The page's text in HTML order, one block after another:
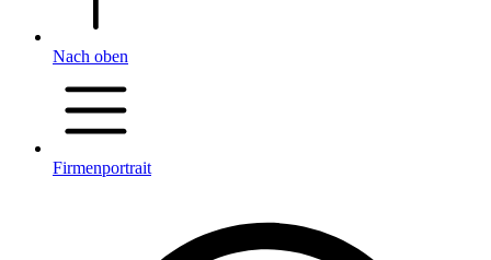
Nach oben
Firmenportrait